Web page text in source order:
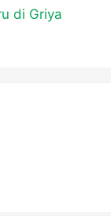
di Griya